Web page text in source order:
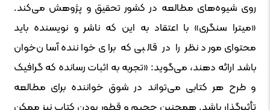
روی شیوه‌های مطالعه در کشور تحقیق و پژوهش می‌کند.
«میترا سنگری» با اعتقاد به این که ناشر و نویسنده باید
محتوای مورد نظر را در قالبی که برای خواننده آسان‌خوان
باشد ارائه دهند، می‌گوید: «تجربه به اثبات رسانده که گرافیک
و طرح هر کتابی می‌تواند در شوق خواننده برای مطالعه